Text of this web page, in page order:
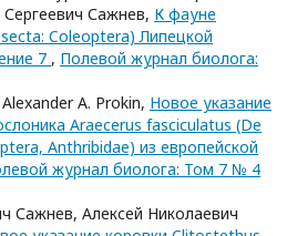
Сажнев, К фауне
Coleoptera) Липецкой
7 , Полевой журнал биолога:
A. Prokin, Новое указание
Araecerus fasciculatus (De
Anthribidae) из европейской
журнал биолога: Том 7 № 4
Сажнев, Алексей Николаевич